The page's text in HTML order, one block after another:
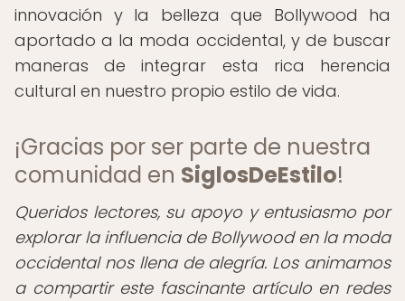
innovación y la belleza que Bollywood ha
aportado a la moda occidental, y de buscar
maneras de integrar esta rica herencia
cultural en nuestro propio estilo de vida.
¡Gracias por ser parte de nuestra
comunidad en SiglosDeEstilo!
Queridos lectores, su apoyo y entusiasmo por
explorar la influencia de Bollywood en la moda
occidental nos llena de alegría. Los animamos
a compartir este fascinante artículo en redes